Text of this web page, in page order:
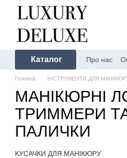
Перейти до основного контенту
Каталог Про нас
Головна ІНСТРУМЕНТИ ДЛЯ
МАНІКЮРНІ
ТРИММЕРИ
ПАЛИЧКИ
КУСАЧКИ ДЛЯ МАНІКЮРУ